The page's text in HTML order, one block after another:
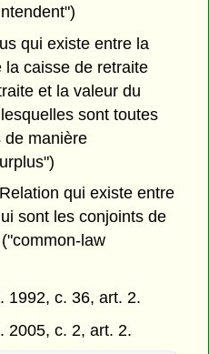
qui existe entre la
la caisse de retraite
et la valeur du
sont toutes
de manière
Relation qui existe entre
sont les conjoints de
law
1992, c. 36, art. 2.
2005, c. 2, art. 2.